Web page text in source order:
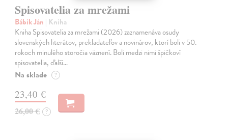
Spisovatelia za mrežami
Bábik Ján | Kniha
Kniha Spisovatelia za mrežami (2026) zaznamenáva osudy
slovenských literátov, prekladateľov a novinárov, ktorí boli v 50.
rokoch minulého storočia väznení. Boli medzi nimi špičkoví
spisovatelia, ďalší…
Na sklade ?
23,40 €
26,00 € ?